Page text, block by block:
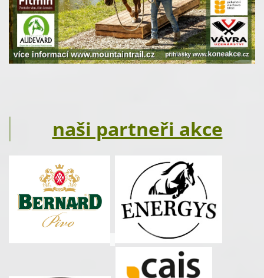
naši partneři akce